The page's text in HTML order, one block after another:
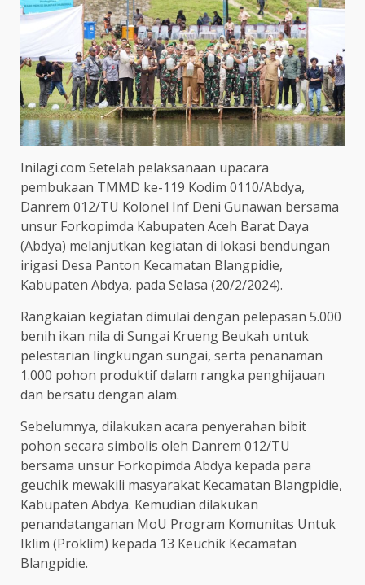
Inilagi.com Setelah pelaksanaan upacara
pembukaan TMMD ke-119 Kodim 0110/Abdya,
Danrem 012/TU Kolonel Inf Deni Gunawan bersama
unsur Forkopimda Kabupaten Aceh Barat Daya
(Abdya) melanjutkan kegiatan di lokasi bendungan
irigasi Desa Panton Kecamatan Blangpidie,
Kabupaten Abdya, pada Selasa (20/2/2024).
Rangkaian kegiatan dimulai dengan pelepasan 5.000
benih ikan nila di Sungai Krueng Beukah untuk
pelestarian lingkungan sungai, serta penanaman
1.000 pohon produktif dalam rangka penghijauan
dan bersatu dengan alam.
Sebelumnya, dilakukan acara penyerahan bibit
pohon secara simbolis oleh Danrem 012/TU
bersama unsur Forkopimda Abdya kepada para
geuchik mewakili masyarakat Kecamatan Blangpidie,
Kabupaten Abdya. Kemudian dilakukan
penandatanganan MoU Program Komunitas Untuk
Iklim (Proklim) kepada 13 Keuchik Kecamatan
Blangpidie.